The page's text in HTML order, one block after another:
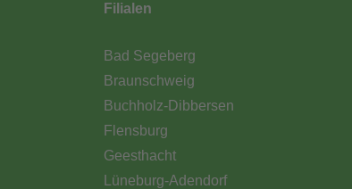
Filialen
Bad Segeberg
Braunschweig
Buchholz-Dibbersen
Flensburg
Geesthacht
Lüneburg-Adendorf